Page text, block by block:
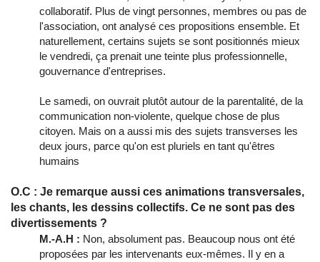
collaboratif. Plus de vingt personnes, membres ou pas de
l'association, ont analysé ces propositions ensemble. Et
naturellement, certains sujets se sont positionnés mieux
le vendredi, ça prenait une teinte plus professionnelle,
gouvernance d'entreprises.
Le samedi, on ouvrait plutôt autour de la parentalité, de la
communication non-violente, quelque chose de plus
citoyen. Mais on a aussi mis des sujets transverses les
deux jours, parce qu'on est pluriels en tant qu'êtres
humains
O.C : Je remarque aussi ces animations transversales,
les chants, les dessins collectifs. Ce ne sont pas des
divertissements ?
M.-A.H : Non, absolument pas. Beaucoup nous ont été
proposées par les intervenants eux-mêmes. Il y en a